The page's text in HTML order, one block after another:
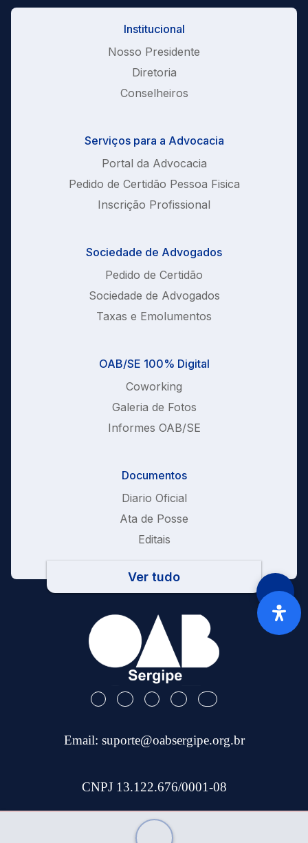
Institucional
Nosso Presidente
Diretoria
Conselheiros
Serviços para a Advocacia
Portal da Advocacia
Pedido de Certidão Pessoa Fisica
Inscrição Profissional
Sociedade de Advogados
Pedido de Certidão
Sociedade de Advogados
Taxas e Emolumentos
OAB/SE 100% Digital
Coworking
Galeria de Fotos
Informes OAB/SE
Documentos
Diario Oficial
Ata de Posse
Editais
Ver tudo
Email: suporte@oabsergipe.org.br
CNPJ 13.122.676/0001-08
Telefone: (79) 3301-9100